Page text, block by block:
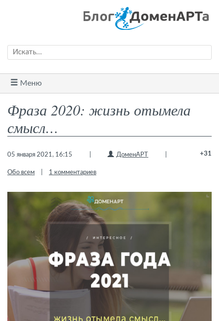
Меню
Фраза 2020: жизнь отымела
смысл…
+31
05 января 2021, 16:15 ДоменАРТ
Обо всем 1 комментариев